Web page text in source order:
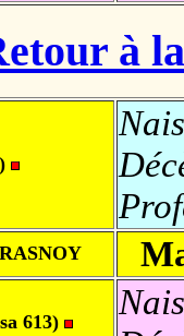
à
613)